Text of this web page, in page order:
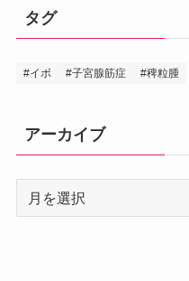
タグ
#イボ #子宮腺筋症 #稗粒腫
アーカイブ